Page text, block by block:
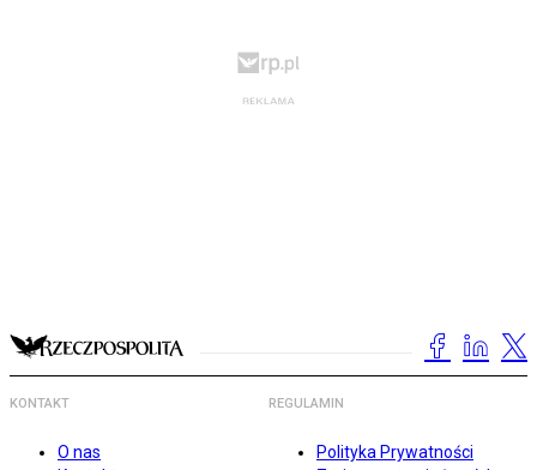
KONTAKT
O nas
REGULAMIN
Polityka Prywatności